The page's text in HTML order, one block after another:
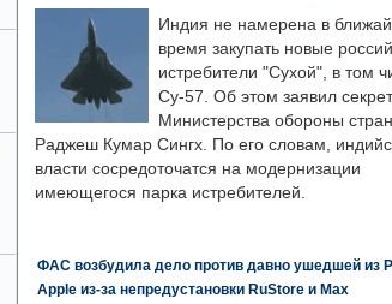
Индия не намерена в
время закупать новые
истребители "Сухой", в том
Су-57. Об этом заявил
Министерства обороны
Раджеш Кумар Сингх. По его словам,
власти сосредоточатся на модернизации
имеющегося парка истребителей.
ФАС возбудила дело против давно ушедшей из
Apple из-за непредустановки RuStore и Max